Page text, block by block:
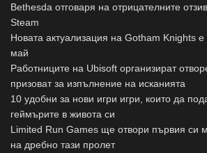
Bethesda отговаря на отрицателните
Steam
Новата актуализация на Gotham Knights
май
Работниците на Ubisoft организират
призоват за изпълнение на исканията
10 удобни за нови игри игри, които да
геймърите в живота си
Limited Run Games ще отвори първия си
на дребно тази пролет